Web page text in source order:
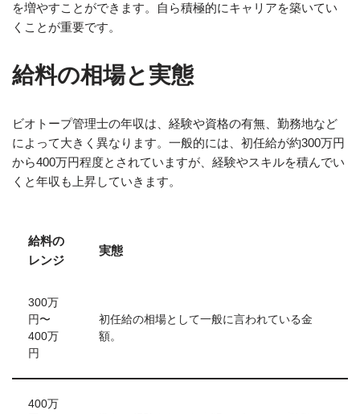
を増やすことができます。自ら積極的にキャリアを築いてい
くことが重要です。
給料の相場と実態
ビオトープ管理士の年収は、経験や資格の有無、勤務地など
によって大きく異なります。一般的には、初任給が約300万円
から400万円程度とされていますが、経験やスキルを積んでい
くと年収も上昇していきます。
給料の
レンジ
実態
300万
円〜
400万
円
初任給の相場として一般に言われている金
額。
400万